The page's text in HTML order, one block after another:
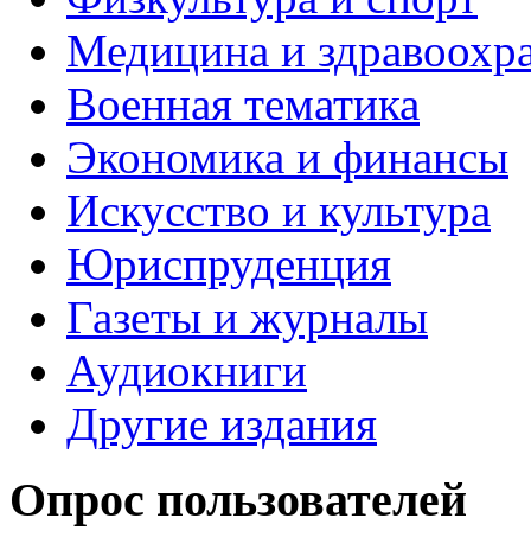
Медицина и
Военная тематика
Экономика и финансы
Искусство и культура
Юриспруденция
Газеты и журналы
Аудиокниги
Другие издания
Опрос пользователей